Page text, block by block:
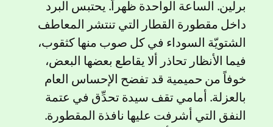
برلين. الساعة الواحدة ظهراً. يحتبس البرد
داخل مقطورة القطار التي تنتشر المعاطف
الشتويّة السوداء في كل صوب منها كثقوب،
فيما الأنظار تحاذر ألا يقاطع بعضها البعض،
خوفاً من حميمية قد تفضح الإحساس العام
بالعزلة. أمامي تقف سيدة تحدِّق في عتمة
النفق التي أشرفت عليها نافذة المقطورة.